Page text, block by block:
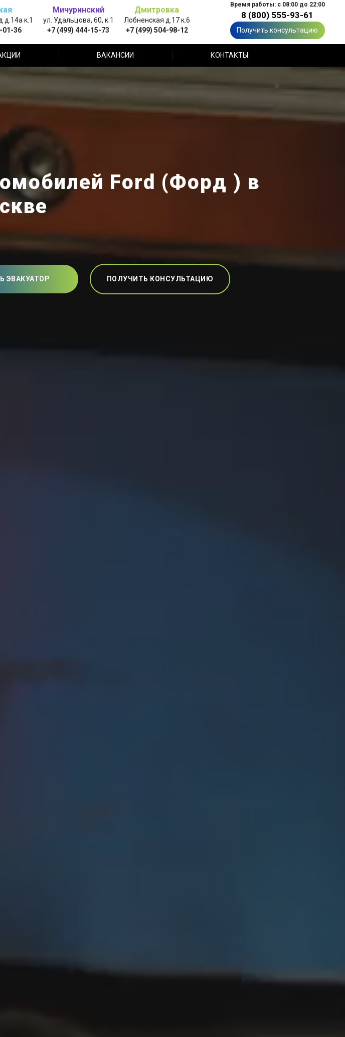
д.14а к.1
01-36
Мичуринский
ул. Удальцова, 60, к.1
+7 (499) 444-15-73
Дмитровка
Лобненская д.17 к.6
+7 (499) 504-98-12
Время работы: с 08:00 до 22:00
8 (800) 555-93-61
Получить консультацию
ВАКАНСИИ КОНТАКТЫ
Ford (Форд ) в
ЭВАКУАТОР ПОЛУЧИТЬ КОНСУЛЬТАЦИЮ